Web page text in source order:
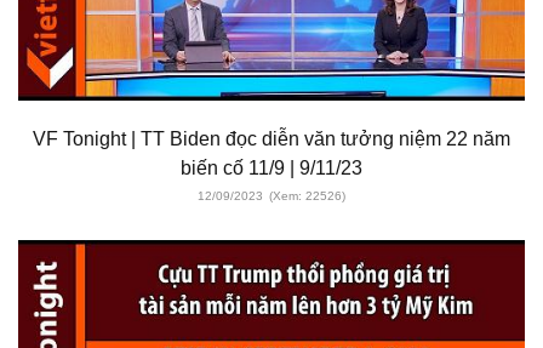
VF Tonight | TT Biden đọc diễn văn tưởng niệm 22 năm
biến cố 11/9 | 9/11/23
12/09/2023 (Xem: 22526)